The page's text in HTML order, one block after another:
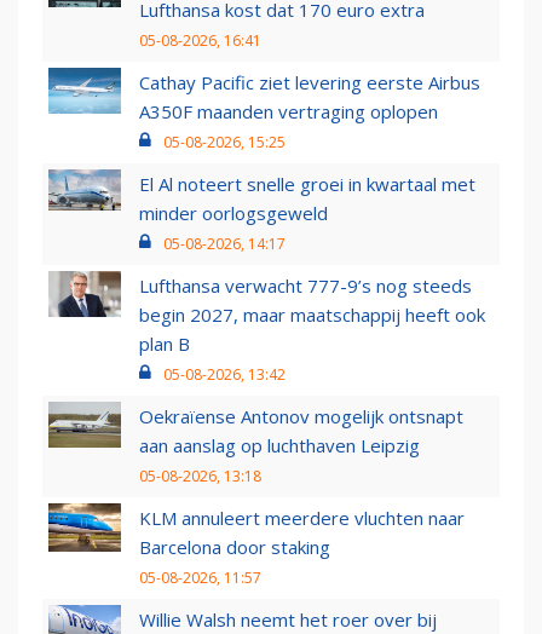
Lufthansa kost dat 170 euro extra
05-08-2026, 16:41
Cathay Pacific ziet levering eerste Airbus
A350F maanden vertraging oplopen
05-08-2026, 15:25
El Al noteert snelle groei in kwartaal met
minder oorlogsgeweld
05-08-2026, 14:17
Lufthansa verwacht 777-9’s nog steeds
begin 2027, maar maatschappij heeft ook
plan B
05-08-2026, 13:42
Oekraïense Antonov mogelijk ontsnapt
aan aanslag op luchthaven Leipzig
05-08-2026, 13:18
KLM annuleert meerdere vluchten naar
Barcelona door staking
05-08-2026, 11:57
Willie Walsh neemt het roer over bij